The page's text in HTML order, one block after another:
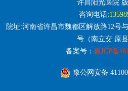
许昌阳光医院
咨询电话:
院址:河南省许昌市魏都区解放路12号
号（南立交 原县
备案号： 豫ICP备
豫公网安备